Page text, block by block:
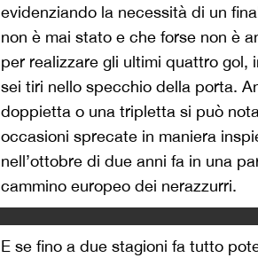
evidenziando la necessità di un
non è mai stato e che forse non è
per realizzare gli ultimi quattro
sei tiri nello specchio della porta.
doppietta o una tripletta si può
occasioni sprecate in maniera
nell’ottobre di due anni fa in una
cammino europeo dei nerazzurri.
E se fino a due stagioni fa tutto